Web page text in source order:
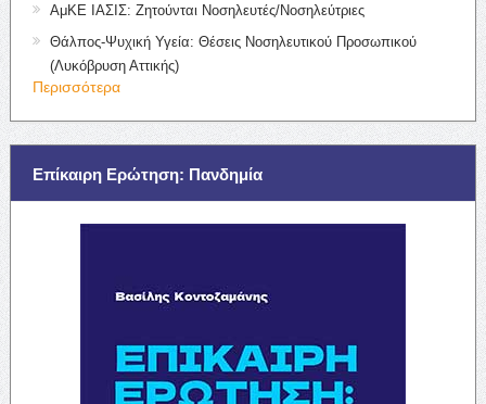
ΑμΚΕ ΙΑΣΙΣ: Ζητούνται Νοσηλευτές/Νοσηλεύτριες
Θάλπος-Ψυχική Υγεία: Θέσεις Νοσηλευτικού Προσωπικού
(Λυκόβρυση Αττικής)
Περισσότερα
Επίκαιρη Ερώτηση: Πανδημία